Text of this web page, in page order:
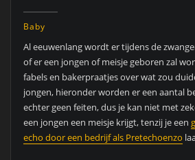
Baby
Al eeuwenlang wordt er tijdens de
of er een jongen of meisje geboren zal
fabels en bakerpraatjes over wat zou
jongen, hieronder worden er een aantal
echter geen feiten, dus je kan niet met
een jongen een meisje krijgt, tenzij je een
echo door een bedrijf als Pretechoenzo